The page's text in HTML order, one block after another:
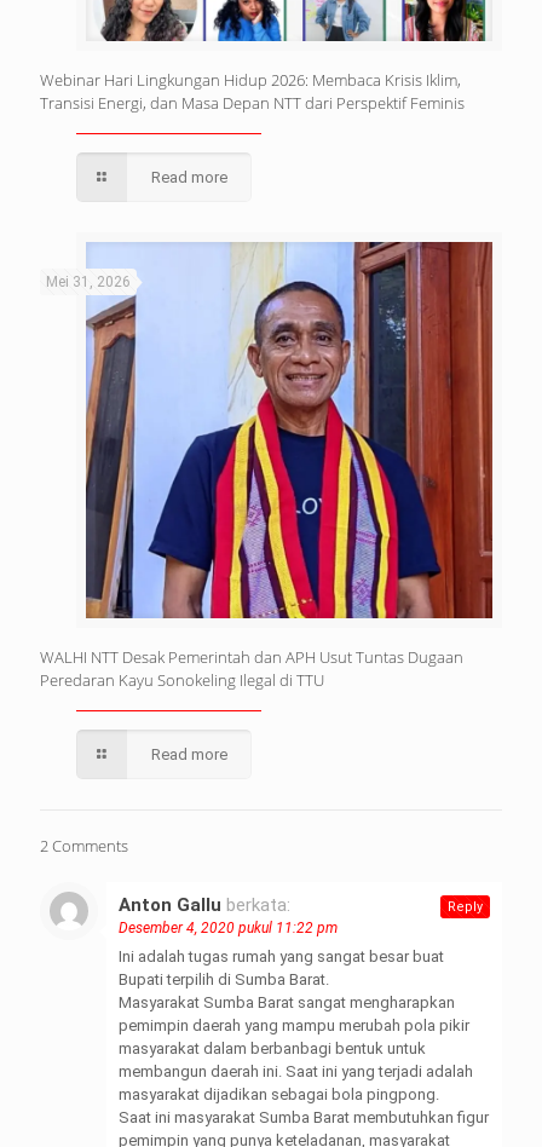
Webinar Hari Lingkungan Hidup 2026: Membaca Krisis Iklim,
Transisi Energi, dan Masa Depan NTT dari Perspektif Feminis
Read more
Mei 31, 2026
WALHI NTT Desak Pemerintah dan APH Usut Tuntas Dugaan
Peredaran Kayu Sonokeling Ilegal di TTU
Read more
2 Comments
Anton Gallu berkata:
Desember 4, 2020 pukul 11:22 pm
Ini adalah tugas rumah yang sangat besar buat
Bupati terpilih di Sumba Barat.
Masyarakat Sumba Barat sangat mengharapkan
pemimpin daerah yang mampu merubah pola pikir
masyarakat dalam berbanbagi bentuk untuk
membangun daerah ini. Saat ini yang terjadi adalah
masyarakat dijadikan sebagai bola pingpong.
Saat ini masyarakat Sumba Barat membutuhkan figur
pemimpin yang punya keteladanan, masyarakat
Reply